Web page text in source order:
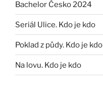
Bachelor Česko 2024
Seriál Ulice. Kdo je kdo
Poklad z půdy. Kdo je kdo
Na lovu. Kdo je kdo